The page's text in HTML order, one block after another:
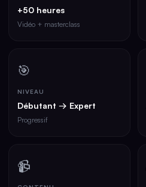
+50 heures
Vidéo + masterclass
🎯
NIVEAU
Débutant → Expert
Progressif
📹